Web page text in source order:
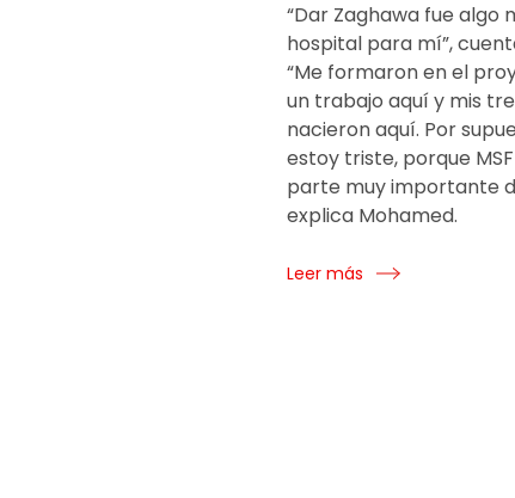
“Dar Zaghawa fue algo
hospital para mí”,
“Me formaron en el
un trabajo aquí y mis
nacieron aquí. Por
estoy triste, porque
parte muy importante
explica Mohamed.
Leer más